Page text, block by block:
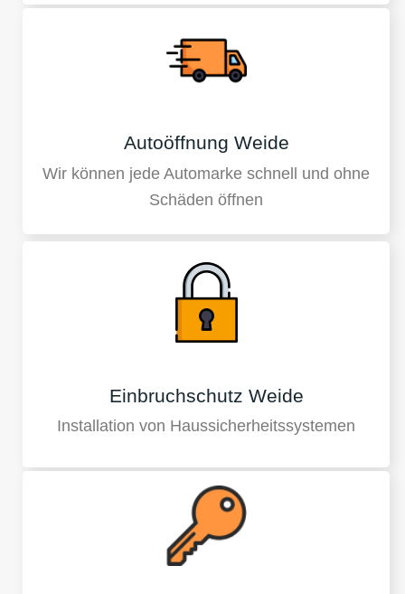
Autoöffnung Weide
Wir können jede Automarke schnell und ohne
Schäden öffnen
Einbruchschutz Weide
Installation von Haussicherheitssystemen